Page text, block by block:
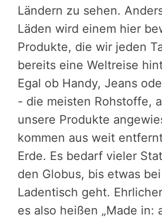
Ländern zu sehen.
Läden wird einem hier
Produkte, die wir jeden
bereits eine Weltreise
Egal ob Handy, Jeans
- die meisten Rohstoffe,
unsere Produkte
kommen aus weit
Erde. Es bedarf vieler
den Globus, bis etwas
Ladentisch geht.
es also heißen „Made in: